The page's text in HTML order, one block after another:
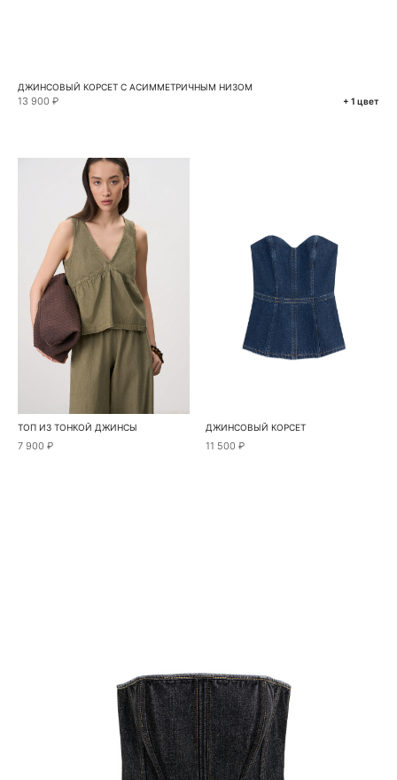
ДЖИНСОВЫЙ КОРСЕТ С АСИММЕТРИЧНЫМ НИЗОМ
13 900 ₽ + 1 цвет
ТОП ИЗ ТОНКОЙ ДЖИНСЫ
7 900 ₽
ДЖИНСОВЫЙ КОРСЕТ
11 500 ₽